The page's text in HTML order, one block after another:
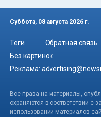
Суббота, 08 августа 2026 г.
Теги Обратная связь
Без картинок
Реклама:
Все права на материалы,
охраняются в соответствии с
использовании материалов